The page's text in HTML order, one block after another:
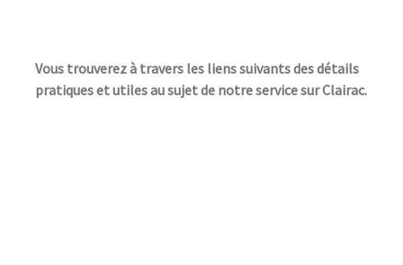
Vous trouverez à travers les liens suivants des détails
pratiques et utiles au sujet de notre service sur Clairac.